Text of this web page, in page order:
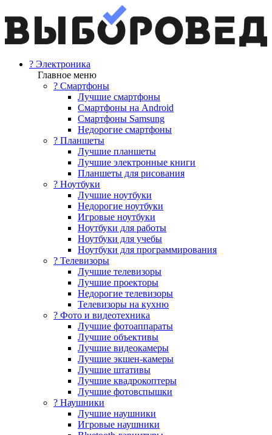
? Электроника
Главное меню
? Смартфоны
Лучшие смартфоны
Смартфоны на Android
Смартфоны Samsung
Недорогие смартфоны
? Планшеты
Лучшие планшеты
Лучшие электронные книги
Планшеты для рисования
? Ноутбуки
Лучшие ноутбуки
Недорогие ноутбуки
Игровые ноутбуки
Ноутбуки для работы
Ноутбуки для учебы
Ноутбуки для программирования
? Телевизоры
Лучшие телевизоры
Лучшие проекторы
Недорогие телевизоры
Телевизоры на кухню
? Фото и видеотехника
Лучшие фотоаппараты
Лучшие объективы
Лучшие видеокамеры
Лучшие экшен-камеры
Лучшие штативы
Лучшие квадрокоптеры
Лучшие фотовспышки
? Наушники
Лучшие наушники
Игровые наушники